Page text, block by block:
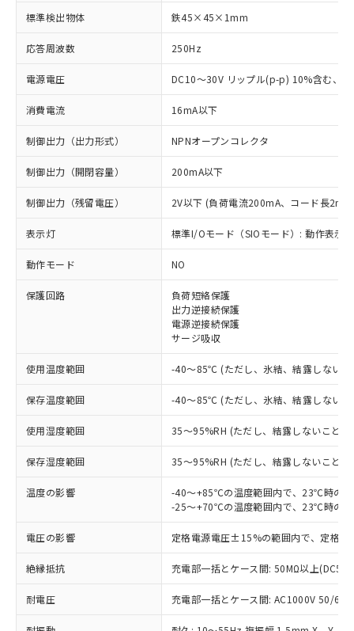
標準検出物体 鉄45×45×1mm
応答周波数 250Hz
電源電圧 DC10～30V リップル(p-p) 10%含む、
消費電流 16mA以下
制御出力（出力形式） NPNオープンコレクタ
制御出力（開閉容量） 200mA以下
制御出力（残留電圧） 2V以下 (負荷電流200mA、コード長2m
表示灯 標準I/Oモード（SIOモード）: 動作表示
動作モード NO
保護回路
負荷短絡保護
出力逆接続保護
電源逆接続保護
サージ吸収
使用温度範囲 -40～85℃ (ただし、氷結、結露しないこ
保存温度範囲 -40～85℃ (ただし、氷結、結露しないこ
使用湿度範囲 35～95%RH (ただし、結露しないこと)
保存湿度範囲 35～95%RH (ただし、結露しないこと)
温度の影響
-40～+85℃の温度範囲内で、23℃時の
-25～+70℃の温度範囲内で、23℃時の
電圧の影響 定格電源電圧±15%の範囲内で、定格
絶縁抵抗 充電部一括とケース間: 50MΩ以上
耐電圧 充電部一括とケース間: AC1000V 50/
ご利用条件
以下の条件をお読みいただき、同意のうえ
ご利用ください。
本サービスは、当社制御機器事業取扱
商品の当社在庫状況および標準価格
(税抜)を提供させていただくもので
当社制御機器事業取扱商品の中には、
本サービスの対象外となる商品もある
ことをご了承ください。
在庫状況および標準価格照会結果は、
記載している更新日時点での社内デー
※1 対応状況
対応済み：EU RoHS指令（10物質）の
非含有に対応した製品が提供可能な商品で
す。
対応予定：EU RoHS指令（10物質）の非含
有に対応した製品に切り替える予定のある
対応予定なし：EU RoHS指令（10物質）の
非含有に非対応の商品で、対応品を出す予
定はありません。
調査・確認中：EU RoHS指令（10物質）の
非含有の対応状況を調査中または確認中の
非該当品：ライセンス料など無形物で、有
仕入先様の事情により、非含有部品として
いたものが、含有品と判明した場合などや
むを得ず変更することがあります。
※1 中国RoHS○×表
「○」：最大均質材料含有率が中国RoHSの
基準値以下であることを示します。
「×」：最大均質材料含有率が中国RoHSの
「－」：未確認です。当社販売部門へお問
い合わせください。
当社は、これら貴社製品のうち、外国
為替および外国貿易法に定める商品
（以下｢規制貨物等」という）を輸出